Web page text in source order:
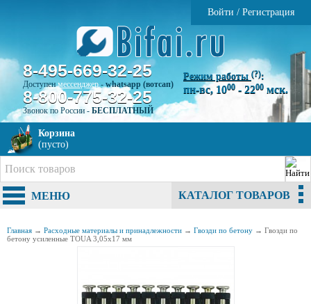
Войти / Регистрация
8-495-669-32-25
Доступенмессенджер-whatsapp (вотсап)
8-800-775-32-25
Звонок по России - БЕСПЛАТНЫЙ
Режим работы (?):
пн-вс, 1000 - 2200 мск.
Корзина
(пусто)
МЕНЮ КАТАЛОГ ТОВАРОВ
Главная → Расходные материалы и принадлежности → Гвозди по бетону → Гвозди по
бетону усиленные TOUA 3,05х17 мм